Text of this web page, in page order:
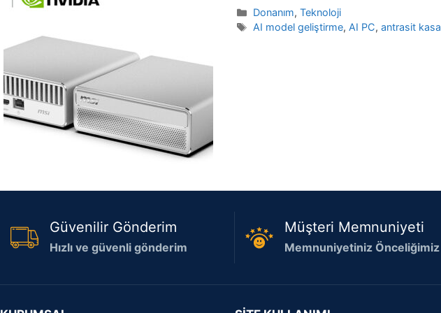
Kategoriler
Donanım,Teknoloji
Etiketler
AI model geliştirme, AI PC,antrasit kasa
Güvenilir Gönderim
Hızlı ve güvenli gönderim
Müşteri Memnuniyeti
Memnuniyetiniz Önceliğimiz